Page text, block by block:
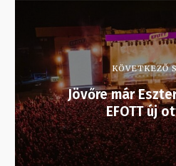
KÖVETKEZŐ
Jövőre már
EFOTT új